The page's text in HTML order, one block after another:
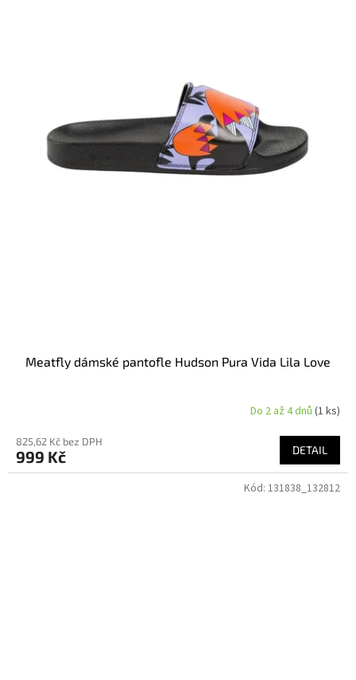
Meatfly dámské pantofle Hudson Pura Vida Lila Love
Do 2 až 4 dnů (1 ks)
825,62 Kč bez DPH
999 Kč DETAIL
Kód: 131838_132812